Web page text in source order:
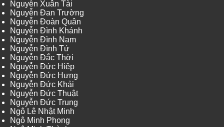
Nguyễn Xuân Tài
Nguyễn Đan Trường
Nguyễn Đoàn Quân
Nguyễn Đình Khánh
Nguyễn Đình Nam
Nguyễn Đình Tứ
Nguyễn Đắc Thời
Nguyễn Đức Hiệp
Nguyễn Đức Hưng
Nguyễn Đức Khải
Nguyễn Đức Thuật
Nguyễn Đức Trung
Ngô Lê Nhật Minh
Ngô Minh Phong